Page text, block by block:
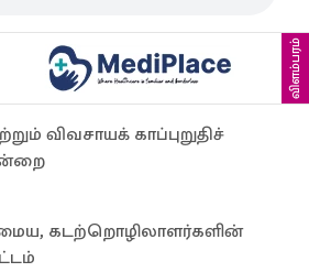
விளம்பரம்
விவசாயக் காப்புறுதிச்
கடற்றொழிலாளர்களின்